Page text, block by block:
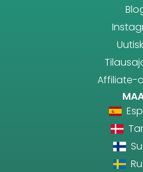
Affiliate-